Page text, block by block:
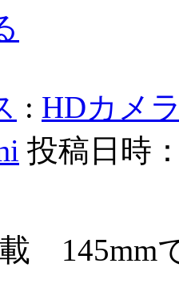
: HDカメ
投稿日時
145mm